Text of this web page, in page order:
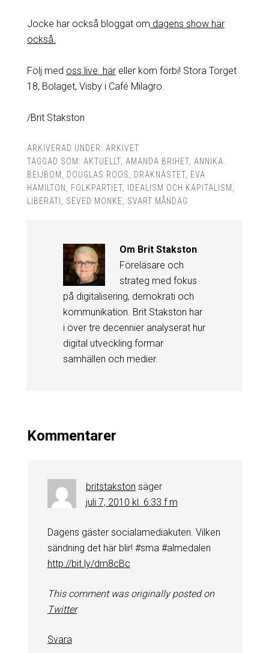
Jocke har också bloggat om dagens show här
också.
Följ med oss live häreller kom förbi! Stora Torget
18, Bolaget, Visby i Café Milagro.
/Brit Stakston
ARKIVERAD UNDER: ARKIVET
TAGGAD SOM: AKTUELLT, AMANDA BRIHET, ANNIKA
BEIJBOM
DOUGLAS ROOS DRAKNÄSTET, EVA
HAMILTON
FOLKPARTIET, IDEALISM OCH KAPITALISM
LIBERATI
SEVED MONKE SVART MÅNDAG
Om Brit Stakston
Föreläsare och
strateg med fokus
på digitalisering, demokrati och
kommunikation. Brit Stakston har
i över tre decennier analyserat hur
digital utveckling formar
samhällen och medier.
Kommentarer
britstakston säger
juli 7, 2010 kl. 6:33 f m
Dagens gäster socialamediakuten. Vilken
sändning det här blir! #sma #almedalen
http://bit.ly/dm8cBc
This comment was originally posted on
Twitter
Svara